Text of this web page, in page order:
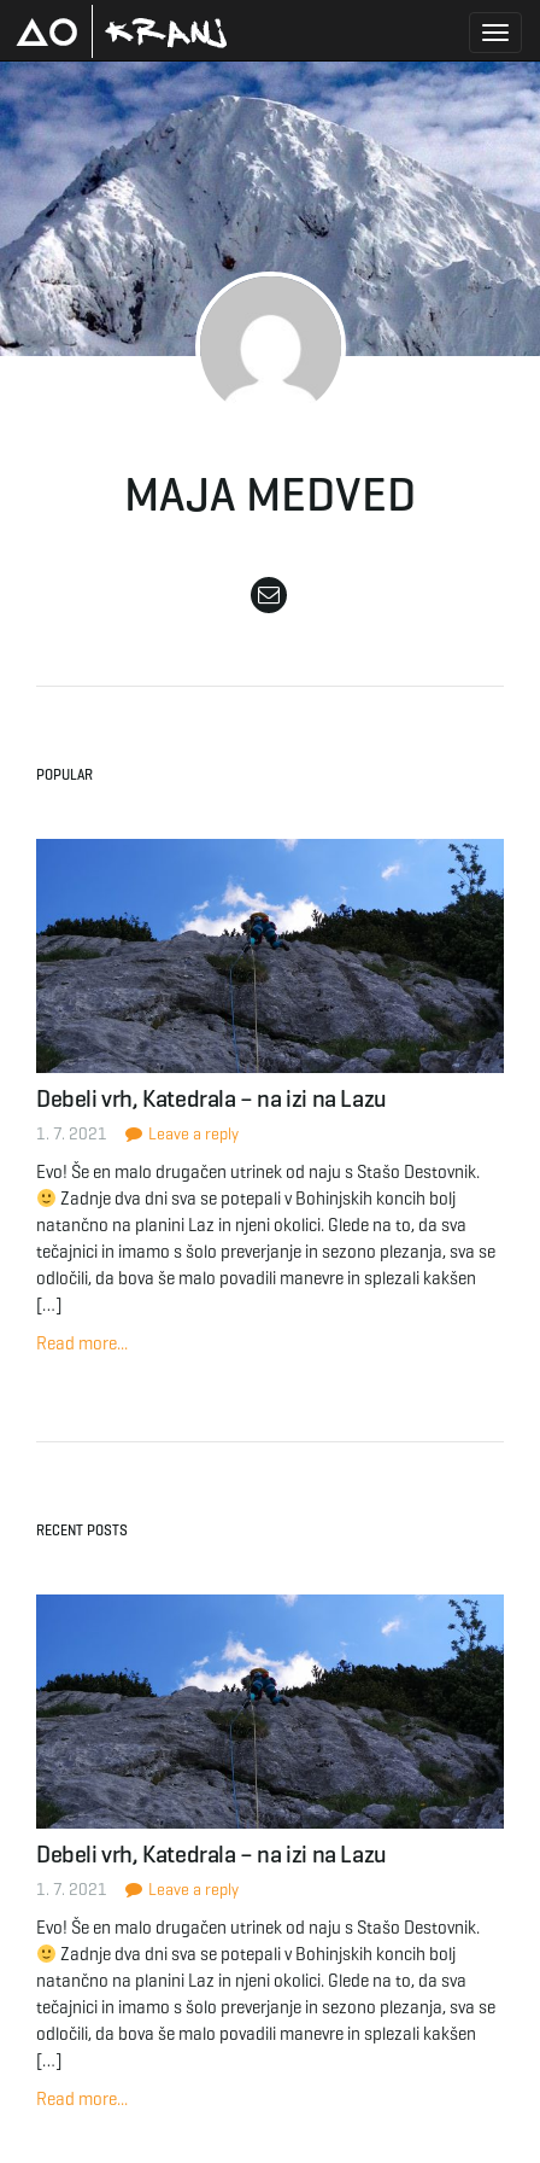
T
g
n
v
i
MAJA MEDVED
POPULAR
Debeli vrh, Katedrala – na izi na Lazu
1. 7. 2021 Leave a reply
Evo! Še en malo drugačen utrinek od naju s Stašo Destovnik.
Zadnje dva dni sva se potepali v Bohinjskih koncih bolj
natančno na planini Laz in njeni okolici. Glede na to, da sva
tečajnici in imamo s šolo preverjanje in sezono plezanja, sva se
odločili, da bova še malo povadili manevre in splezali kakšen
[…]
Read more...
RECENT POSTS
Debeli vrh, Katedrala – na izi na Lazu
1. 7. 2021 Leave a reply
Evo! Še en malo drugačen utrinek od naju s Stašo Destovnik.
Zadnje dva dni sva se potepali v Bohinjskih koncih bolj
natančno na planini Laz in njeni okolici. Glede na to, da sva
tečajnici in imamo s šolo preverjanje in sezono plezanja, sva se
odločili, da bova še malo povadili manevre in splezali kakšen
[…]
Read more...